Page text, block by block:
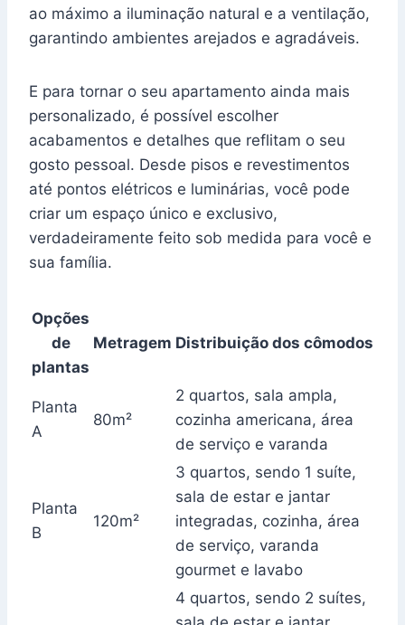
ao máximo a iluminação natural e a ventilação,
garantindo ambientes arejados e agradáveis.
E para tornar o seu apartamento ainda mais
personalizado, é possível escolher
acabamentos e detalhes que reflitam o seu
gosto pessoal. Desde pisos e revestimentos
até pontos elétricos e luminárias, você pode
criar um espaço único e exclusivo,
verdadeiramente feito sob medida para você e
sua família.
Opções
de
plantas
Metragem Distribuição dos cômodos
Planta
A
80m²
2 quartos, sala ampla,
cozinha americana, área
de serviço e varanda
Planta
B
120m²
3 quartos, sendo 1 suíte,
sala de estar e jantar
integradas, cozinha, área
de serviço, varanda
gourmet e lavabo
4 quartos, sendo 2 suítes,